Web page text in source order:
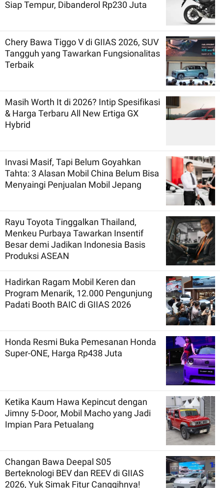
Siap Tempur, Dibanderol Rp230 Juta
Chery Bawa Tiggo V di GIIAS 2026, SUV
Tangguh yang Tawarkan Fungsionalitas
Terbaik
Masih Worth It di 2026? Intip Spesifikasi
& Harga Terbaru All New Ertiga GX
Hybrid
Invasi Masif, Tapi Belum Goyahkan
Tahta: 3 Alasan Mobil China Belum Bisa
Menyaingi Penjualan Mobil Jepang
Rayu Toyota Tinggalkan Thailand,
Menkeu Purbaya Tawarkan Insentif
Besar demi Jadikan Indonesia Basis
Produksi ASEAN
Hadirkan Ragam Mobil Keren dan
Program Menarik, 12.000 Pengunjung
Padati Booth BAIC di GIIAS 2026
Honda Resmi Buka Pemesanan Honda
Super-ONE, Harga Rp438 Juta
Ketika Kaum Hawa Kepincut dengan
Jimny 5-Door, Mobil Macho yang Jadi
Impian Para Petualang
Changan Bawa Deepal S05
Berteknologi BEV dan REEV di GIIAS
2026, Yuk Simak Fitur Canggihnya!